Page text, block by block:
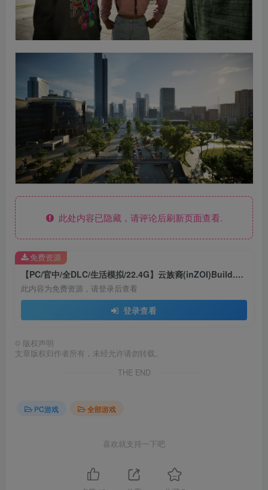
此处内容已隐藏，请评论后刷新页面查看.
【PC/官中/全DLC/生活模拟/22.4G】云族裔(inZOI)Build.17883557 官方中文版+全DLC+生活模拟游戏+22.4G
此内容为免费资源，请登录后查看
登录查看
免费资源
© 版权声明
文章版权归作者所有，未经允许请勿转载。
THE END
PC游戏 全部游戏
喜欢就支持一下吧